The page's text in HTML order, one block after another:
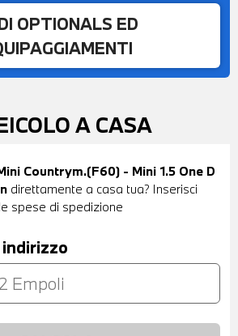
OPTIONALS ED
A CASA
Countrym.(F60) - Mini 1.5 One D
direttamente a casa tua? Inserisci
spese di spedizione